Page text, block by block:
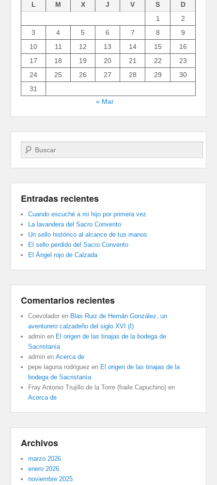
L M X J V S
D
1
2
3
4 5 6 7 8
9
10
11 12 13 14 15
16
17
18 19 20 21 22
23
24
25 26 27 28 29
30
31
« Mar
Buscar
Entradas recientes
Cuando escuché a mi hijo por primera vez
La lavandera del Sacro Convento
Un sello histórico al alcance de tus manos
El sello perdido del Sacro Convento
El Ángel rojo de Calzada
Comentarios recientes
Coevolador en Blas Ruiz de Hernán González, un
aventurero calzadeño del siglo XVI (I)
admin en El origen de las tinajas de la bodega de
Sacristanía
admin enAcerca de
pepe laguna rodriguez en El origen de las tinajas de la
bodega de Sacristanía
Fray Antonio Trujillo de la Torre (fraile Capuchino) en
Acerca de
Archivos
marzo 2026
enero 2026
noviembre 2025